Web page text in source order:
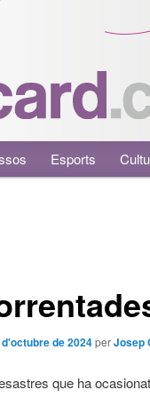
Esports
de 2024perJosep
que ha